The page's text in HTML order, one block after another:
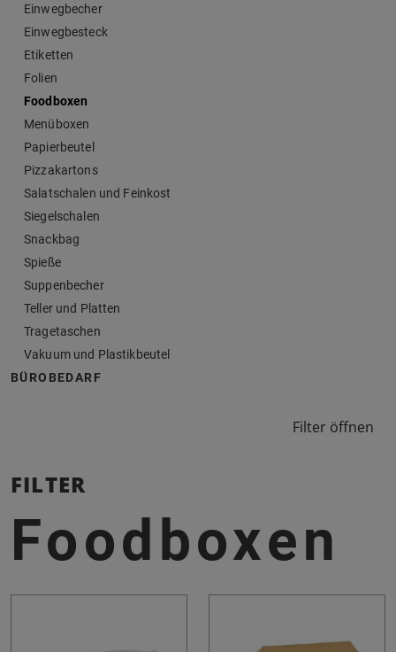
Einwegbecher
Einwegbesteck
Etiketten
Folien
Foodboxen
Menüboxen
Papierbeutel
Pizzakartons
Salatschalen und Feinkost
Siegelschalen
Snackbag
Spieße
Suppenbecher
Teller und Platten
Tragetaschen
Vakuum und Plastikbeutel
BÜROBEDARF
Filter öffnen
FILTER
Foodboxen